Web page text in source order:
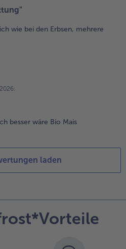
wie bei den Erbsen, mehrere
besser wäre Bio Mais
laden